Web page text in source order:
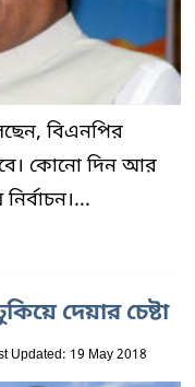
বিএনপির
কোনো দিন আর
দেয়ার চেষ্টা
Updated: 19 May 2018